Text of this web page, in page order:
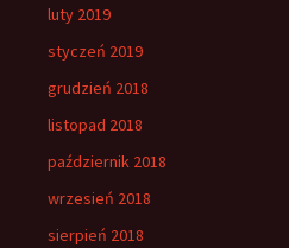
luty 2019
styczeń 2019
grudzień 2018
listopad 2018
październik 2018
wrzesień 2018
sierpień 2018